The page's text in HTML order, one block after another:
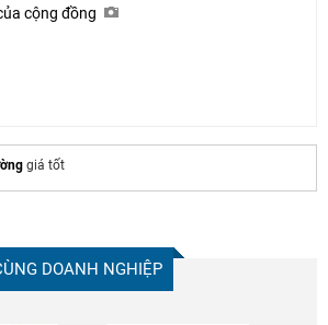
cộng đồng
giá tốt
DOANH NGHIỆP